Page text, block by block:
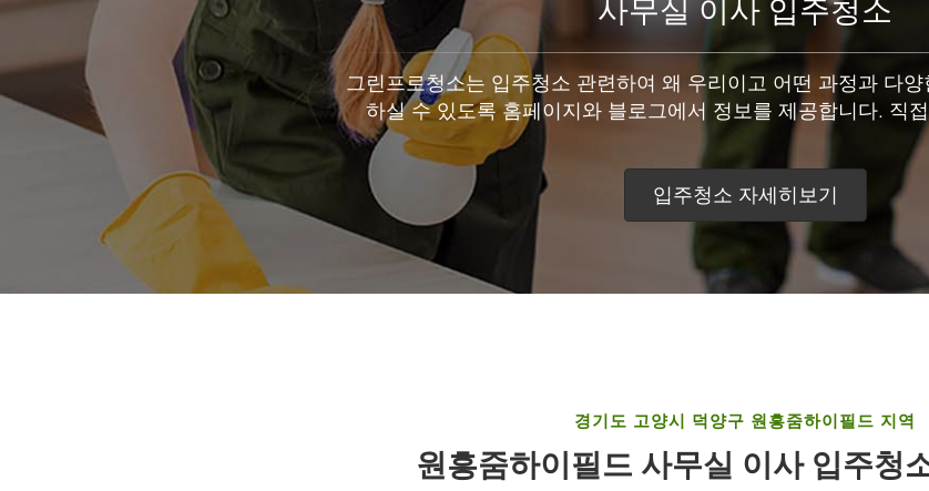
사무실 이사 입주청소
그린프로청소는 입주청소 관련하여 왜 우리이고 어떤 과정과 다
하실 수 있도록 홈페이지와 블로그에서 정보를 제공합니다. 직
입주청소 자세히보기
경기도 고양시 덕양구 원흥줌하이필드 지역
원흥줌하이필드 사무실 이사 입주청